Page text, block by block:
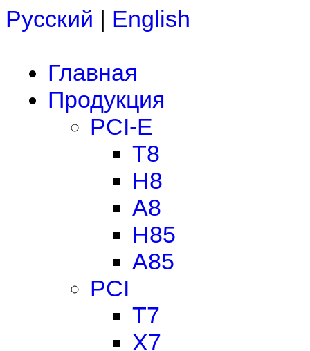
Русский | English
Главная
Продукция
PCI-E
T8
H8
A8
H85
A85
PCI
T7
X7